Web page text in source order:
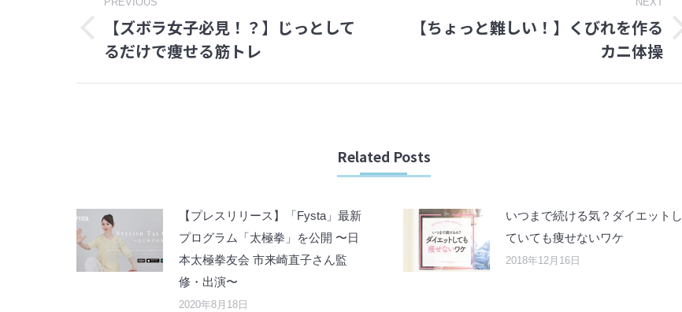
Post
navigation
Previous
post:
【ズボラ女子必見！？】じっとして
るだけで痩せる筋トレ
Next【ちょっと難しい！】くびれを作る
カニ体操
Related Posts
【プレスリリース】「Fysta」最新
プログラム「太極拳」を公開 〜日
本太極拳友会 市来崎直子さん監
修・出演〜
2020年8月18日
いつまで続ける気？ダイエットし
ていても痩せないワケ
2018年12月16日